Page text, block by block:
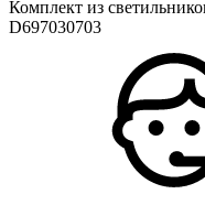
Комплект из
D697030703